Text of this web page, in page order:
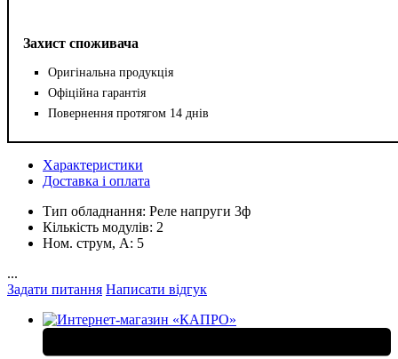
Захист споживача
Оригінальна продукція
Офіційна гарантія
Повернення протягом 14 днів
Характеристики
Доставка і оплата
Тип обладнання: Реле напруги 3ф
Кількість модулів: 2
Ном. струм, А: 5
...
Задати питання Написати відгук